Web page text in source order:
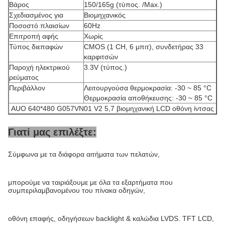
Βάρος
150/165g (τύπος. /Max.)
Σχεδιασμένος για
Βιομηχανικός
Ποσοστό πλαισίων
60Hz
Επιτροπή αφής
Χωρίς
Τύπος διεπαφών
CMOS (1 CH, 6 μπιτ), συνδετήρας 33
καρφιτσών
Παροχή ηλεκτρικού
ρεύματος
3.3V (τύπος.)
Περιβάλλον
Λειτουργούσα θερμοκρασία: -30 ~ 85 °C
Θερμοκρασία αποθήκευσης: -30 ~ 85 °C
AUO 640*480 G057VN01 V2 5,7 βιομηχανική LCD οθόνη ίντσας
Γιατί μας επιλέξτε:
Σύμφωνα με τα διάφορα αιτήματα των πελατών,
μπορούμε να ταιριάξουμε με όλα τα εξαρτήματα που
συμπεριλαμβανομένου του πίνακα οδηγών,
οθόνη επαφής, οδηγήσεων backlight & καλώδια LVDS. TFT LCD,